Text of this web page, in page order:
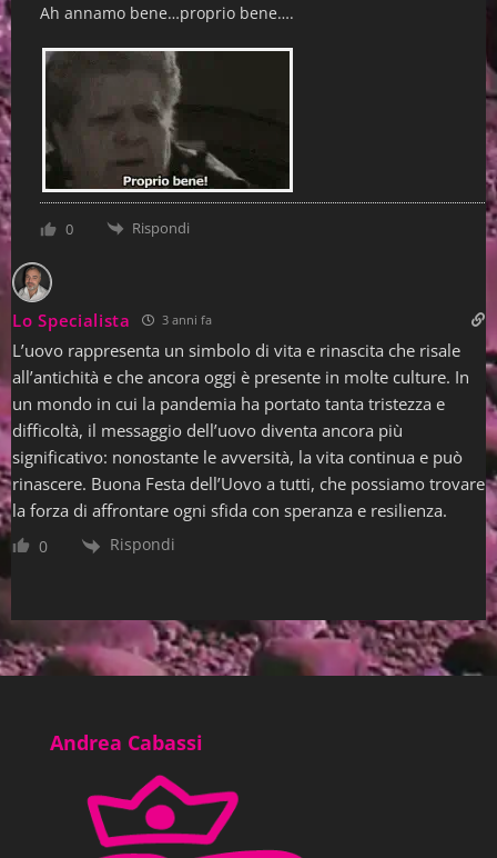
Ah annamo bene…proprio bene….
0 Rispondi
Lo Specialista 3 anni fa
L’uovo rappresenta un simbolo di vita e rinascita che risale
all’antichità e che ancora oggi è presente in molte culture. In
un mondo in cui la pandemia ha portato tanta tristezza e
difficoltà, il messaggio dell’uovo diventa ancora più
significativo: nonostante le avversità, la vita continua e può
rinascere. Buona Festa dell’Uovo a tutti, che possiamo trovare
la forza di affrontare ogni sfida con speranza e resilienza.
0 Rispondi
Andrea Cabassi